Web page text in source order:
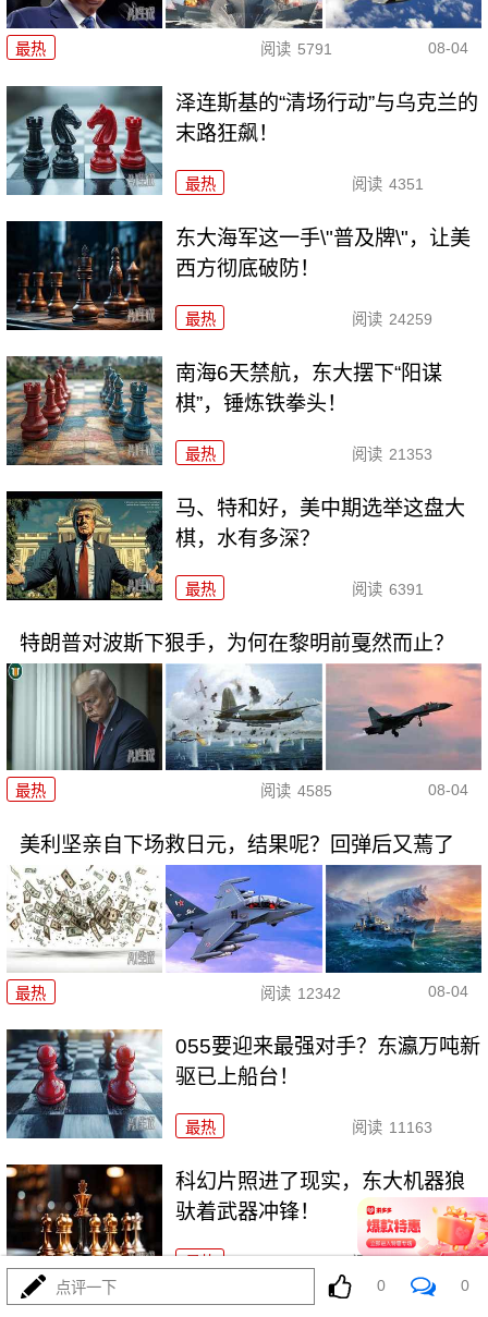
最热 阅读 5791 08-04
泽连斯基的“清场行动”与乌克兰的
末路狂飙！
最热 阅读 4351
东大海军这一手\"普及牌\"，让美
西方彻底破防！
最热 阅读 24259
南海6天禁航，东大摆下“阳谋
棋”，锤炼铁拳头！
最热 阅读 21353
马、特和好，美中期选举这盘大
棋，水有多深？
最热 阅读 6391
特朗普对波斯下狠手，为何在黎明前戛然而止？
最热 阅读 4585 08-04
美利坚亲自下场救日元，结果呢？回弹后又蔫了
最热 阅读 12342 08-04
055要迎来最强对手？东瀛万吨新
驱已上船台！
最热 阅读 11163
科幻片照进了现实，东大机器狼
驮着武器冲锋！
点评一下 0 0